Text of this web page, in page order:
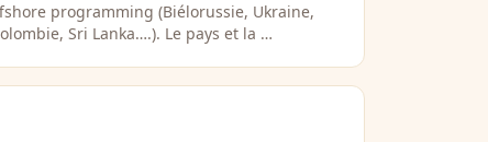
programming (Biélorussie, Ukraine,
Sri Lanka….). Le pays et la …